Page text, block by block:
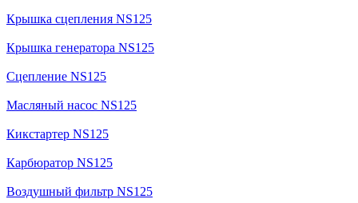
Крышка сцепления NS125
Крышка генератора NS125
Сцепление NS125
Масляный насос NS125
Кикстартер NS125
Карбюратор NS125
Воздушный фильтр NS125